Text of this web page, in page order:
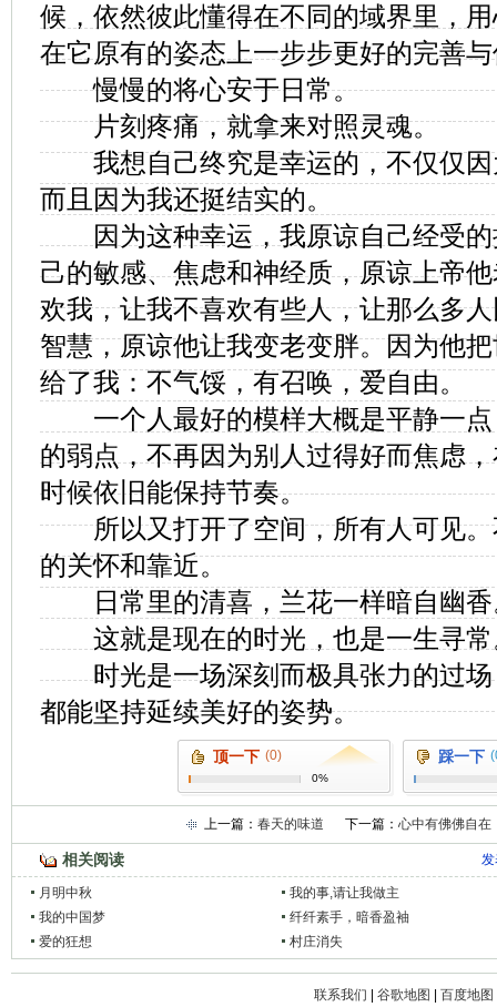
候，依然彼此懂得在不同的域界里，
在它原有的姿态上一步步更好的完善
慢慢的将心安于日常。
片刻疼痛，就拿来对照灵魂。
我想自己终究是幸运的，不仅仅因
而且因为我还挺结实的。
因为这种幸运，我原谅自己经受的
己的敏感、焦虑和神经质，原谅上帝
欢我，让我不喜欢有些人，让那么多
智慧，原谅他让我变老变胖。因为他
给了我：不气馁，有召唤，爱自由。
一个人最好的模样大概是平静一点
的弱点，不再因为别人过得好而焦虑
时候依旧能保持节奏。
所以又打开了空间，所有人可见。
的关怀和靠近。
日常里的清喜，兰花一样暗自幽香
这就是现在的时光，也是一生寻常
时光是一场深刻而极具张力的过场
都能坚持延续美好的姿势。
顶一下 (0)
0%
踩一下
上一篇： 春天的味道 下一篇： 心中有佛佛自在
相关阅读
月明中秋
我的事,请让我做主
我的中国梦
纤纤素手，暗香盈袖
爱的狂想
村庄消失
联系我们 谷歌地图 百度地图